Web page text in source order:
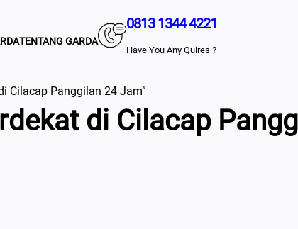
TENTANG GARDA
0813 1344 4221
Have You Any Quires ?
Cilacap Panggilan 24 Jam”
di Cilacap